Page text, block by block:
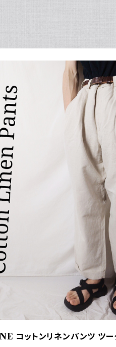
コットンリネンパンツ ツ